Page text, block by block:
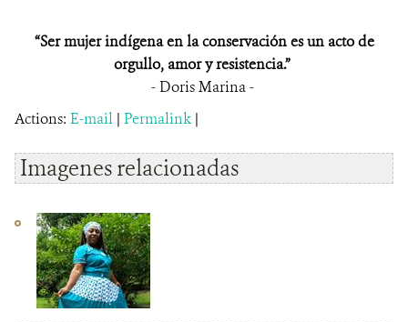
“Ser mujer indígena en la conservación es un acto de
orgullo, amor y resistencia.”
- Doris Marina -
Actions: E-mail | Permalink |
Imagenes relacionadas